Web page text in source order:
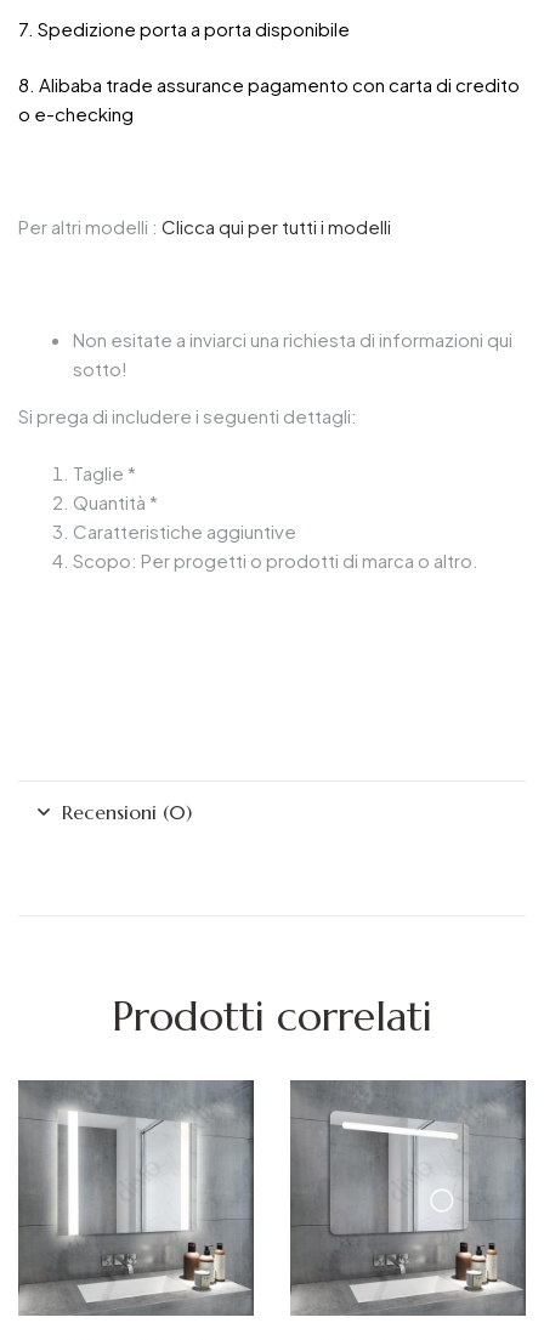
7. Spedizione porta a porta disponibile
8. Alibaba trade assurance pagamento con carta di credito
o e-checking
Per altri modelli : Clicca qui per tutti i modelli
Non esitate a inviarci una richiesta di informazioni qui
sotto!
Si prega di includere i seguenti dettagli:
Taglie *
Quantità *
Caratteristiche aggiuntive
Scopo: Per progetti o prodotti di marca o altro.
Recensioni (0)
Prodotti correlati